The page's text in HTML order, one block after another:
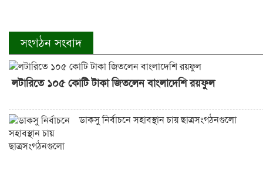
সংগঠন সংবাদ
লটারিতে ১০৫ কোটি টাকা জিতলেন বাংলাদেশি রয়ফুল
ডাকসু নির্বাচনে সহাবস্থান চায় ছাত্রসংগঠনগুলো